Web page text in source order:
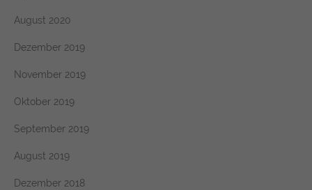
August 2020
Dezember 2019
November 2019
Oktober 2019
September 2019
August 2019
Dezember 2018